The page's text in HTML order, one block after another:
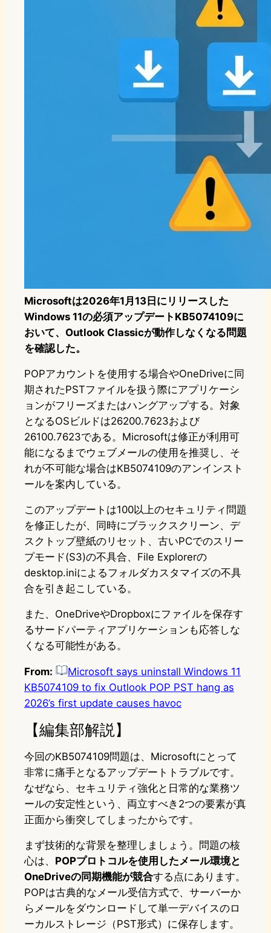
Microsoftは2026年1月13日にリリースした
Windows 11の必須アップデートKB5074109に
おいて、Outlook Classicが動作しなくなる問題
を確認した。
POPアカウントを使用する場合やOneDriveに同
期されたPSTファイルを扱う際にアプリケーシ
ョンがフリーズまたはハングアップする。対象
となるOSビルドは26200.7623および
26100.7623である。Microsoftは修正が利用可
能になるまでウェブメールの使用を推奨し、そ
れが不可能な場合はKB5074109のアンインスト
ールを案内している。
このアップデートは100以上のセキュリティ問題
を修正したが、同時にブラックスクリーン、デ
スクトップ壁紙のリセット、古いPCでのスリー
プモード(S3)の不具合、File Explorerの
desktop.iniによるフォルダカスタマイズの不具
合を引き起こしている。
また、OneDriveやDropboxにファイルを保存す
るサードパーティアプリケーションも応答しな
くなる可能性がある。
From:
Microsoft says uninstall Windows 11
KB5074109 to fix Outlook POP PST hang as
2026’s first update causes havoc
【編集部解説】
今回のKB5074109問題は、Microsoftにとって
非常に痛手となるアップデートトラブルです。
なぜなら、セキュリティ強化と日常的な業務ツ
ールの安定性という、両立すべき2つの要素が真
正面から衝突してしまったからです。
まず技術的な背景を整理しましょう。問題の核
心は、 POPプロトコルを使用したメール環境と
OneDriveの同期機能が競合する点にあります。
POPは古典的なメール受信方式で、サーバーか
らメールをダウンロードして単一デバイスのロ
ーカルストレージ（PST形式）に保存します。